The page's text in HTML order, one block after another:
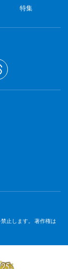
特集
止します。 著作権は